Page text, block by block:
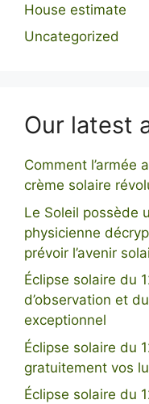
House estimate
Uncategorized
Our latest
Comment l’armée
crème solaire
Le Soleil possède
physicienne
prévoir l’avenir
Éclipse solaire du
d’observation et
exceptionnel
Éclipse solaire du
gratuitement vos
Éclipse solaire du